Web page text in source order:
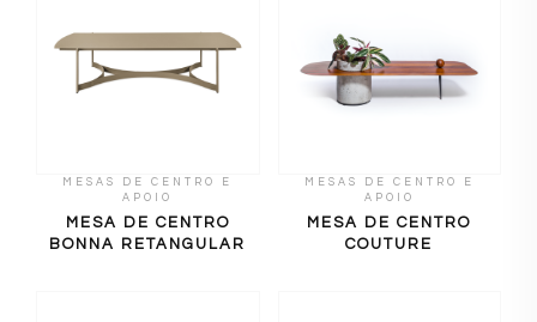
MESAS DE CENTRO E
APOIO
MESA DE CENTRO
BONNA RETANGULAR
MESAS DE CENTRO E
APOIO
MESA DE CENTRO
COUTURE